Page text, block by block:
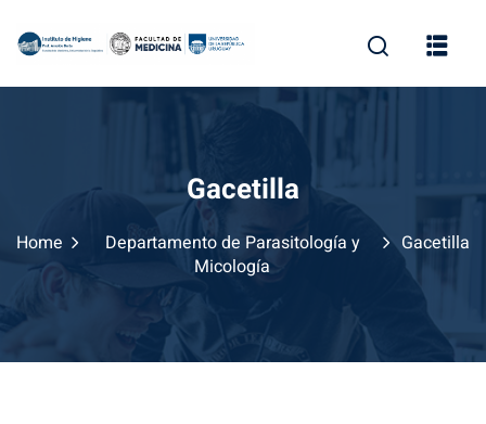
Gacetilla
Home
Departamento de Parasitología y
Micología
Gacetilla